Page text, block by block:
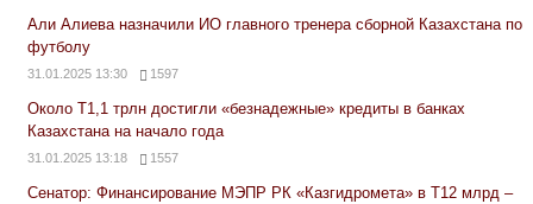
Али Алиева назначили ИО главного тренера сборной Казахстана по
футболу
31.01.2025 13:30 1597
Около Т1,1 трлн достигли «безнадежные» кредиты в банках
Казахстана на начало года
31.01.2025 13:18 1557
Сенатор: Финансирование МЭПР РК «Казгидромета» в Т12 млрд –